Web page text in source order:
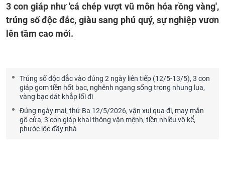
3 con giáp như 'cá chép vượt vũ môn hóa rồng vàng',
trúng số độc đắc, giàu sang phú quý, sự nghiệp vươn
lên tầm cao mới.
Trúng số độc đắc vào đúng 2 ngày liên tiếp (12/5-13/5), 3 con
giáp gom tiền hốt bạc, nghênh ngang sống trong nhung lụa,
vàng bạc dát khắp lối đi
Đúng ngày mai, thứ Ba 12/5/2026, vận xui qua đi, may mắn
gõ cửa, 3 con giáp khai thông vận mệnh, tiền nhiều vô kể,
phước lộc đầy nhà